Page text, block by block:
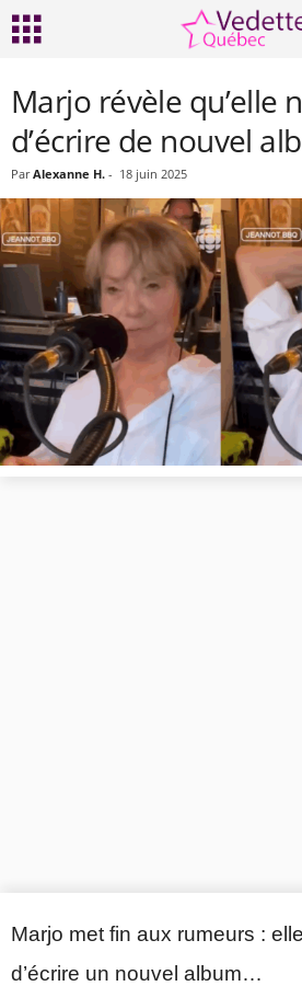
Marjo révèle qu’elle
d’écrire de nouvel
Par Alexanne H. - 18 juin 2025
Marjo met fin aux rumeurs :
d’écrire un nouvel album…